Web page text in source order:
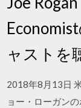
ャストを
2018年8月13日
ョー・ローガン